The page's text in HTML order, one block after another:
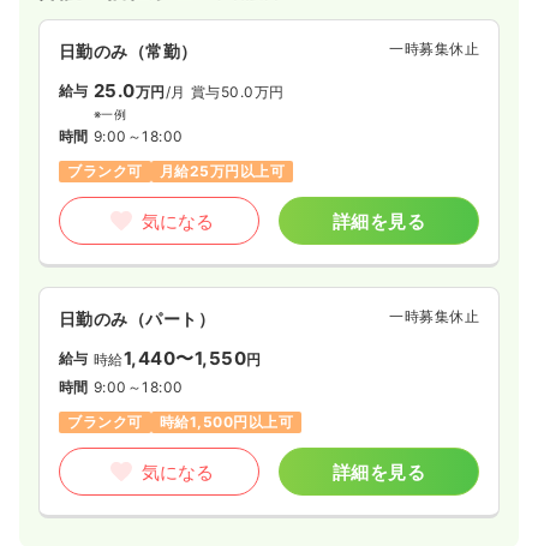
日勤のみ（常勤） 一時募集休止
給与 25.0万円 /月 賞与50.0万円
※一例
時間 9:00～18:00
ブランク可
月給25万円以上可
気になる 詳細を見る
日勤のみ（パート） 一時募集休止
給与 時給1,440〜1,550円
時間 9:00～18:00
ブランク可
時給1,500円以上可
気になる 詳細を見る